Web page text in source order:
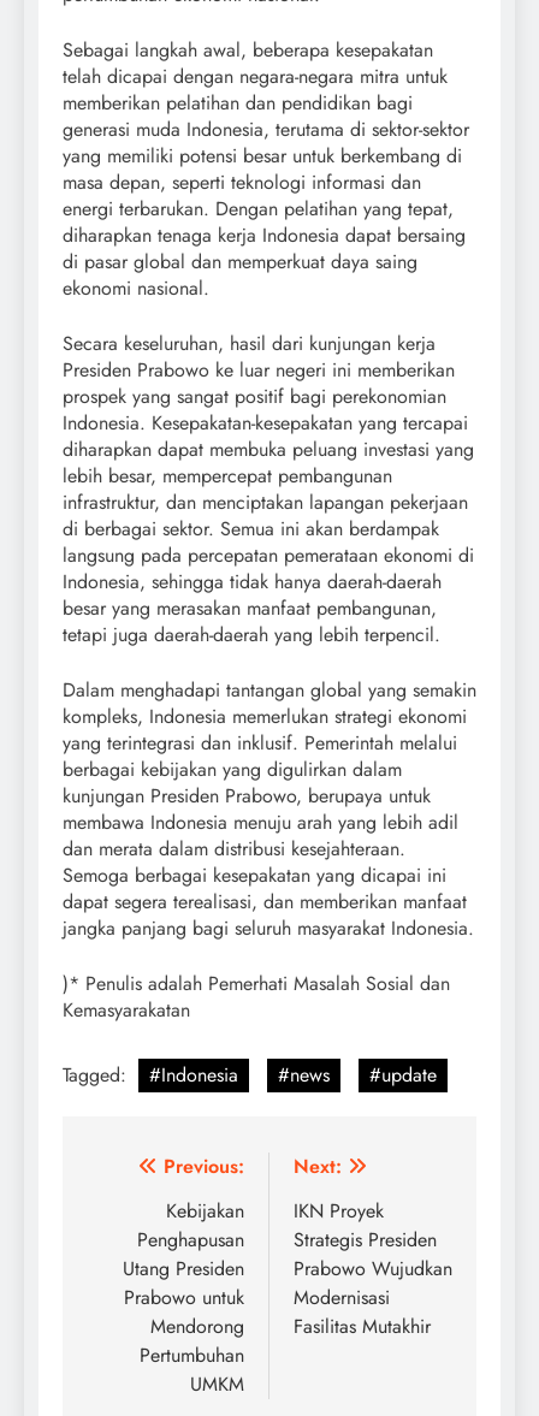
Sebagai langkah awal, beberapa kesepakatan
telah dicapai dengan negara-negara mitra untuk
memberikan pelatihan dan pendidikan bagi
generasi muda Indonesia, terutama di sektor-sektor
yang memiliki potensi besar untuk berkembang di
masa depan, seperti teknologi informasi dan
energi terbarukan. Dengan pelatihan yang tepat,
diharapkan tenaga kerja Indonesia dapat bersaing
di pasar global dan memperkuat daya saing
ekonomi nasional.
Secara keseluruhan, hasil dari kunjungan kerja
Presiden Prabowo ke luar negeri ini memberikan
prospek yang sangat positif bagi perekonomian
Indonesia. Kesepakatan-kesepakatan yang tercapai
diharapkan dapat membuka peluang investasi yang
lebih besar, mempercepat pembangunan
infrastruktur, dan menciptakan lapangan pekerjaan
di berbagai sektor. Semua ini akan berdampak
langsung pada percepatan pemerataan ekonomi di
Indonesia, sehingga tidak hanya daerah-daerah
besar yang merasakan manfaat pembangunan,
tetapi juga daerah-daerah yang lebih terpencil.
Dalam menghadapi tantangan global yang semakin
kompleks, Indonesia memerlukan strategi ekonomi
yang terintegrasi dan inklusif. Pemerintah melalui
berbagai kebijakan yang digulirkan dalam
kunjungan Presiden Prabowo, berupaya untuk
membawa Indonesia menuju arah yang lebih adil
dan merata dalam distribusi kesejahteraan.
Semoga berbagai kesepakatan yang dicapai ini
dapat segera terealisasi, dan memberikan manfaat
jangka panjang bagi seluruh masyarakat Indonesia.
)* Penulis adalah Pemerhati Masalah Sosial dan
Kemasyarakatan
Tagged: #Indonesia #news #update
Post
navigation
Previous:
Kebijakan
Penghapusan
Utang Presiden
Prabowo untuk
Mendorong
Pertumbuhan
UMKM
Next:
IKN Proyek
Strategis Presiden
Prabowo Wujudkan
Modernisasi
Fasilitas Mutakhir